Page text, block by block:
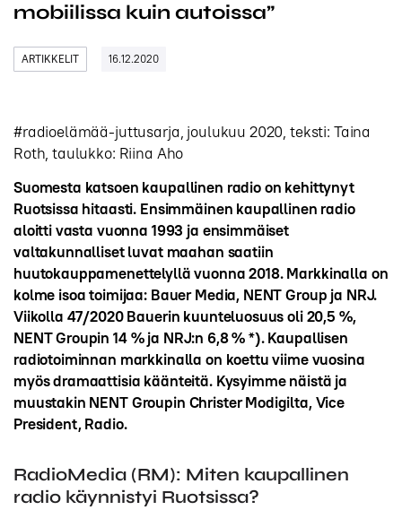
mobiilissa kuin autoissa”
ARTIKKELIT 16.12.2020
#radioelämää-juttusarja, joulukuu 2020, teksti: Taina
Roth, taulukko: Riina Aho
Suomesta katsoen kaupallinen radio on kehittynyt
Ruotsissa hitaasti. Ensimmäinen kaupallinen radio
aloitti vasta vuonna 1993 ja ensimmäiset
valtakunnalliset luvat maahan saatiin
huutokauppamenettelyllä vuonna 2018. Markkinalla on
kolme isoa toimijaa: Bauer Media, NENT Group ja NRJ.
Viikolla 47/2020 Bauerin kuunteluosuus oli 20,5 %,
NENT Groupin 14 % ja NRJ:n 6,8 % *). Kaupallisen
radiotoiminnan markkinalla on koettu viime vuosina
myös dramaattisia käänteitä. Kysyimme näistä ja
muustakin NENT Groupin Christer Modigilta, Vice
President, Radio.
RadioMedia (RM): Miten kaupallinen
radio käynnistyi Ruotsissa?